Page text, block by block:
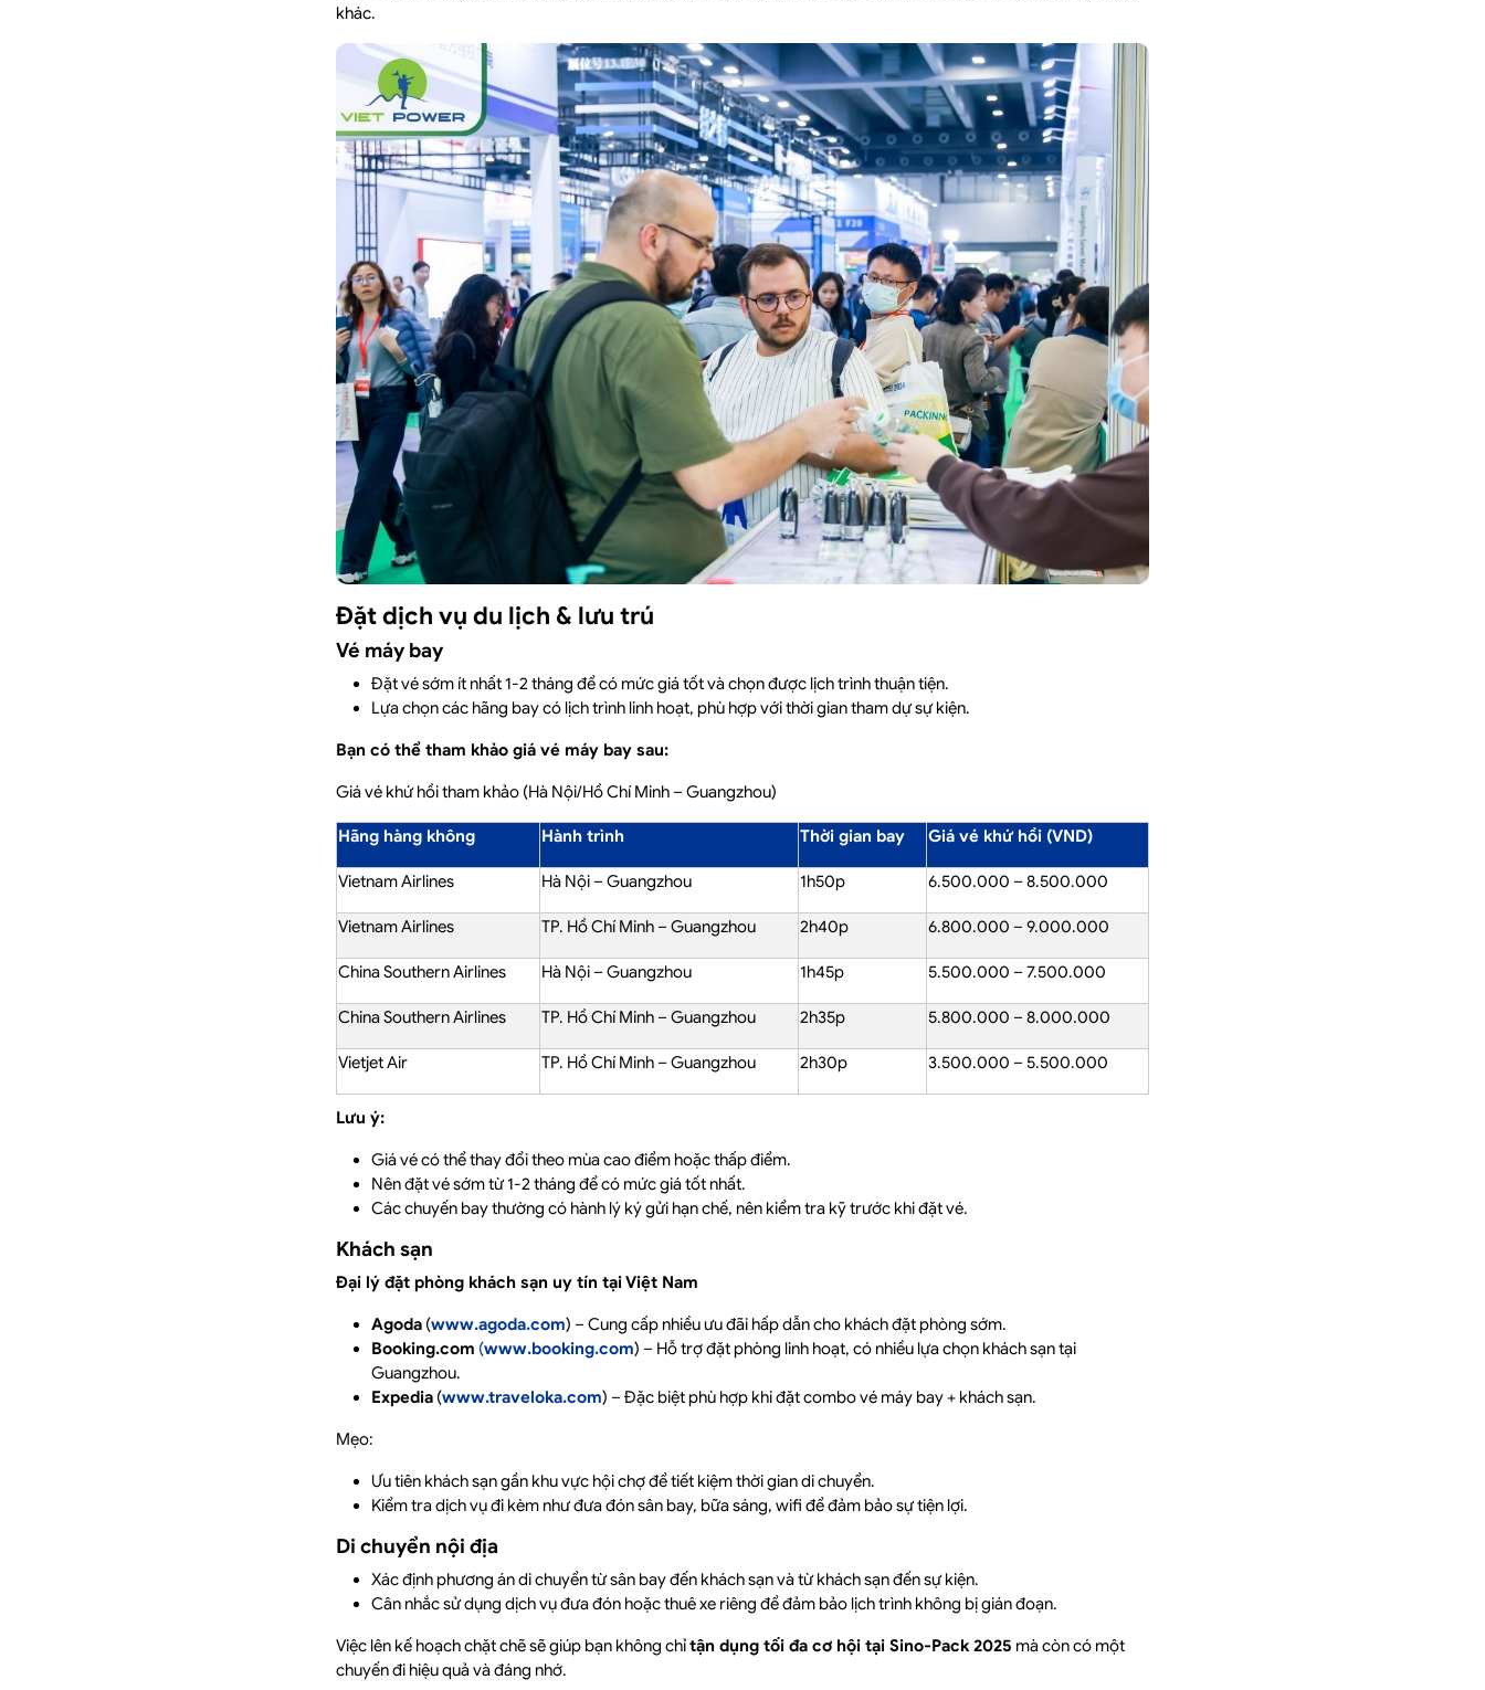
khác.
Đặt dịch vụ du lịch & lưu trú
Vé máy bay
Đặt vé sớm ít nhất 1-2 tháng để có mức giá tốt và chọn được lịch trình thuận tiện.
Lựa chọn các hãng bay có lịch trình linh hoạt, phù hợp với thời gian tham dự sự kiện.
Bạn có thể tham khảo giá vé máy bay sau:
Giá vé khứ hồi tham khảo (Hà Nội/Hồ Chí Minh – Guangzhou)
Hãng hàng không Hành trình Thời gian bay Giá vé khứ hồi (VND)
Vietnam Airlines Hà Nội – Guangzhou 1h50p 6.500.000 – 8.500.000
Vietnam Airlines TP. Hồ Chí Minh – Guangzhou 2h40p 6.800.000 – 9.000.000
China Southern Airlines Hà Nội – Guangzhou 1h45p 5.500.000 – 7.500.000
China Southern Airlines TP. Hồ Chí Minh – Guangzhou 2h35p 5.800.000 – 8.000.000
Vietjet Air TP. Hồ Chí Minh – Guangzhou 2h30p 3.500.000 – 5.500.000
Lưu ý:
Giá vé có thể thay đổi theo mùa cao điểm hoặc thấp điểm.
Nên đặt vé sớm từ 1-2 tháng để có mức giá tốt nhất.
Các chuyến bay thường có hành lý ký gửi hạn chế, nên kiểm tra kỹ trước khi đặt vé.
Khách sạn
Đại lý đặt phòng khách sạn uy tín tại Việt Nam
Agoda (www.agoda.com) – Cung cấp nhiều ưu đãi hấp dẫn cho khách đặt phòng sớm.
Booking.com (www.booking.com) – Hỗ trợ đặt phòng linh hoạt, có nhiều lựa chọn khách sạn tại
Guangzhou.
Expedia (www.traveloka.com) – Đặc biệt phù hợp khi đặt combo vé máy bay + khách sạn.
Mẹo:
Ưu tiên khách sạn gần khu vực hội chợ để tiết kiệm thời gian di chuyển.
Kiểm tra dịch vụ đi kèm như đưa đón sân bay, bữa sáng, wifi để đảm bảo sự tiện lợi.
Di chuyển nội địa
Xác định phương án di chuyển từ sân bay đến khách sạn và từ khách sạn đến sự kiện.
Cân nhắc sử dụng dịch vụ đưa đón hoặc thuê xe riêng để đảm bảo lịch trình không bị gián đoạn.
Việc lên kế hoạch chặt chẽ sẽ giúp bạn không chỉtận dụng tối đa cơ hội tại Sino-Pack 2025 mà còn có một
chuyến đi hiệu quả và đáng nhớ.